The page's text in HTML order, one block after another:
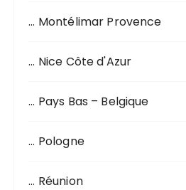
… Montélimar Provence
… Nice Côte d'Azur
… Pays Bas – Belgique
… Pologne
… Réunion